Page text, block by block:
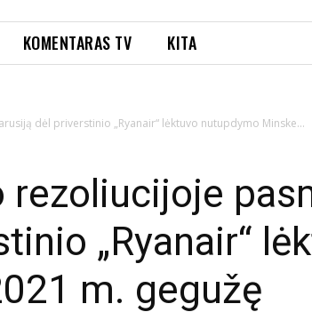
KOMENTARAS TV KITA
dėl priverstinio „Ryanair“ lėktuvo nutupdymo Minske...
rezoliucijoje
„Ryanair“
m. gegužę